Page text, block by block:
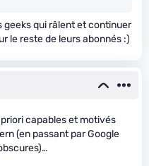
geeks qui râlent et continuer
le reste de leurs abonnés :)
capables et motivés
(en passant par Google